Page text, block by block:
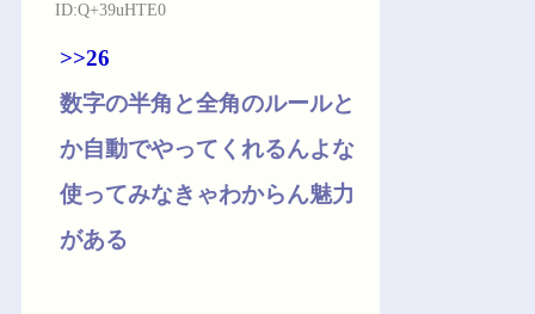
ID:Q+39uHTE0
>>26
数字の半角と全角のルールと
か自動でやってくれるんよな
使ってみなきゃわからん魅力
がある